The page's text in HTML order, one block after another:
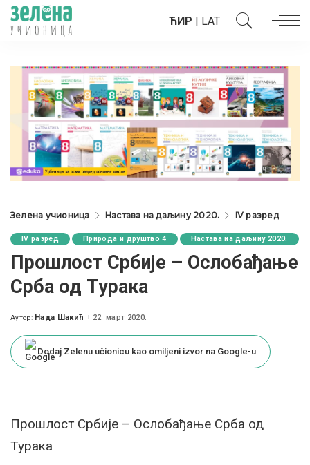
ЋИР | LAT
Зелена учионица Настава на даљину 2020. IV разред
IV разред Природа и друштво 4 Настава на даљину 2020.
Прошлост Србије – Ослобађање
Срба од Турака
Posted
Аутор: Нада Шакић 22. март 2020.
Dodaj Zelenu učionicu kao omiljeni izvor na Google-u
Прошлост Србије – Ослобађање Срба од
Турака